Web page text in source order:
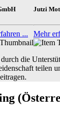
...
Jutzi
Mehr
die
teilen